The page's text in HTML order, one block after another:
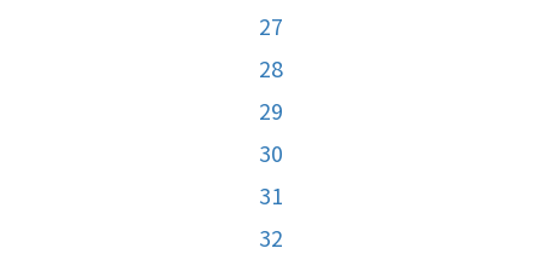
27
28
29
30
31
32